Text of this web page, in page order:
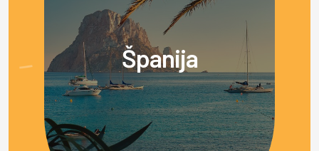
Španija